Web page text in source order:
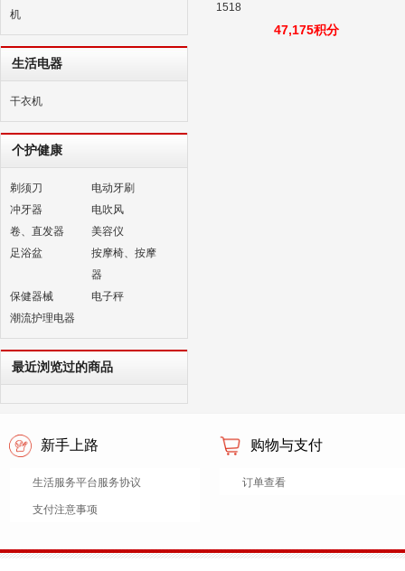
机
生活电器
干衣机
个护健康
剃须刀
电动牙刷
冲牙器
电吹风
卷、直发器
美容仪
足浴盆
按摩椅、按摩
器
保健器械
电子秤
潮流护理电器
最近浏览过的商品
1518
47,175积分
新手上路
生活服务平台服务协议
支付注意事项
购物与支付
订单查看